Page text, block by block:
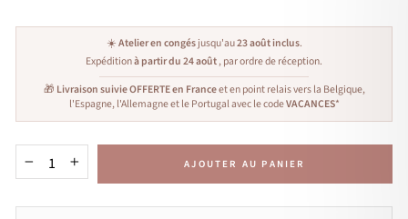
☀️Atelier en congésjusqu'au23 août inclus.
Expéditionà partir du 24 août, par ordre de réception.
🎁 Livraison suivie OFFERTE en Franceet en point relais vers la Belgique,
l'Espagne, l'Allemagne et le Portugal avec le codeVACANCES*
+ AJOUTER AU PANIER